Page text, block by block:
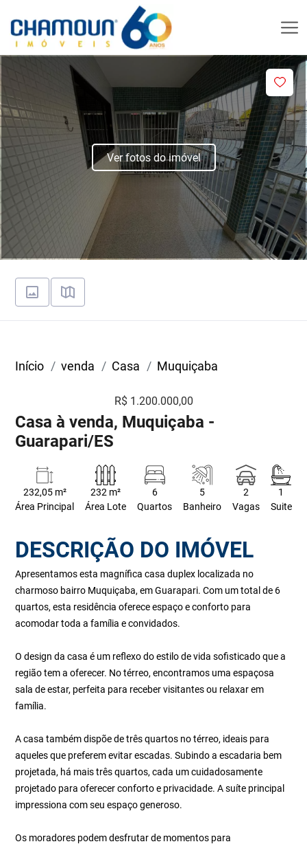
Ver fotos do imóvel
Início venda Casa Muquiçaba
R$ 1.200.000,00
Casa à venda, Muquiçaba -
Guarapari/ES
232,05 m²
Área Principal
232 m²
Área Lote
6
Quartos
5
Banheiro
2
Vagas
1
Suite
DESCRIÇÃO DO IMÓVEL
Apresentamos esta magnífica casa duplex localizada no
charmoso bairro Muquiçaba, em Guarapari. Com um total de 6
quartos, esta residência oferece espaço e conforto para
acomodar toda a família e convidados.
O design da casa é um reflexo do estilo de vida sofisticado que a
região tem a oferecer. No térreo, encontramos uma espaçosa
sala de estar, perfeita para receber visitantes ou relaxar em
família.
A casa também dispõe de três quartos no térreo, ideais para
aqueles que preferem evitar escadas. Subindo a escadaria bem
projetada, há mais três quartos, cada um cuidadosamente
projetado para oferecer conforto e privacidade. A suíte principal
impressiona com seu espaço generoso.
Os moradores podem desfrutar de momentos para